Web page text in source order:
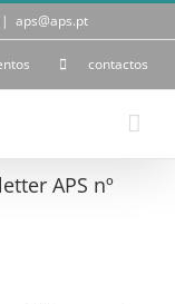
| aps@aps.pt
contactos
APS nº